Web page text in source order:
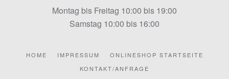
Montag bis Freitag 10:00 bis 19:00
Samstag 10:00 bis 16:00
HOME IMPRESSUM
ONLINESHOP STARTSEITE
KONTAKT/ANFRAGE